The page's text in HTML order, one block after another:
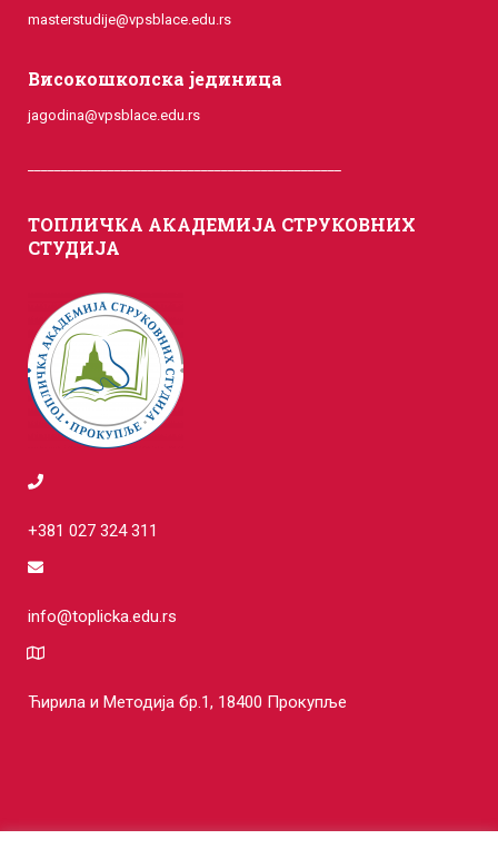
masterstudije@vpsblace.edu.rs
Високошколска јединица
jagodina@vpsblace.edu.rs
ТОПЛИЧКА АКАДЕМИЈА СТРУКОВНИХ
СТУДИЈА
+381 027 324 311
info@toplicka.edu.rs
Ћирила и Методија бр.1, 18400 Прокупље